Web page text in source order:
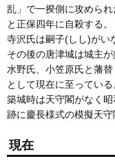
乱」で一揆側に攻めら
と正保四年に自殺する。
寺沢氏は嗣子(しし)がい
その後の唐津城は城主
水野氏、小笠原氏と藩
として現在に至っている
築城時は天守閣がなく
跡に慶長様式の模擬天守
現在